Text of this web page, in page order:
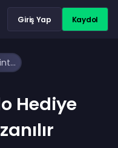
Giriş Yap Kaydol
Ücretsiz Nintendo Hediye Kartları Nasıl Kazanılır
Hediye